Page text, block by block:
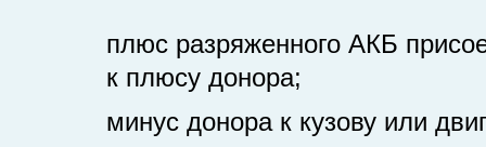
плюс разряженного АКБ
к плюсу донора;
минус донора к кузову или